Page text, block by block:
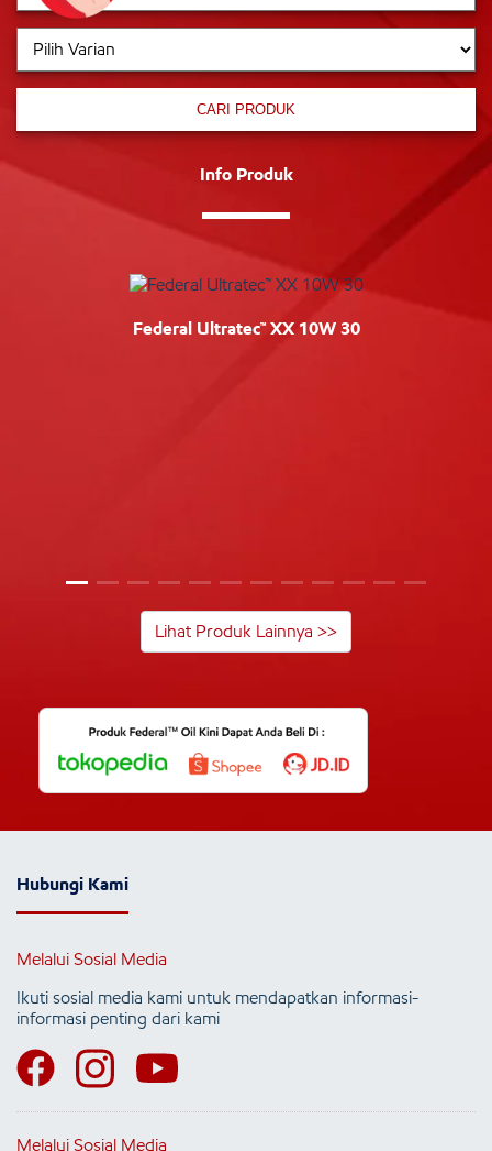
CARI PRODUK
Info Produk
Federal Ultratec™ XX 10W 30
Lihat Produk Lainnya >>
Hubungi Kami
Melalui Sosial Media
Ikuti sosial media kami untuk mendapatkan informasi-
informasi penting dari kami
Melalui Sosial Media